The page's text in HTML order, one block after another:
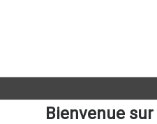
Bienvenue